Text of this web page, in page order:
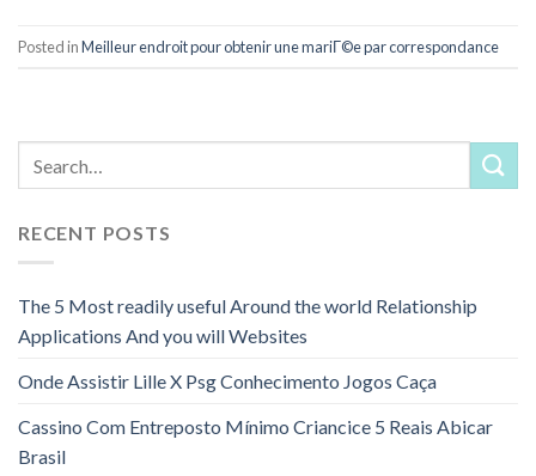
Posted inMeilleur endroit pour obtenir une mariГ©e par correspondance
RECENT POSTS
The 5 Most readily useful Around the world Relationship
Applications And you will Websites
Onde Assistir Lille X Psg Conhecimento Jogos Caça
Cassino Com Entreposto Mínimo Criancice 5 Reais Abicar
Brasil